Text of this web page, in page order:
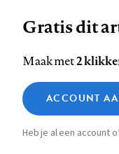
ons
op
Facebook
ons
op
LinkedIn
ons
op
Footer
navigation
Contact Colofon
Zie onze cookie policy
Analytische cookies
Marketing cookies
Gratis dit
Maak met2
ACCOUNT
Heb je al een account